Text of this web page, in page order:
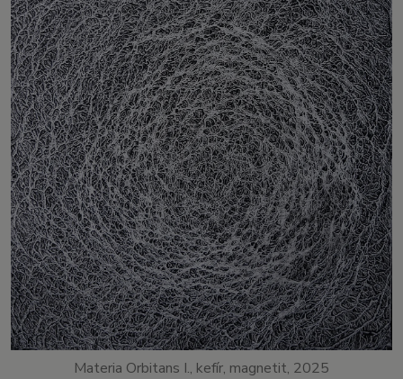
Materia Orbitans I., kefír, magnetit, 2025